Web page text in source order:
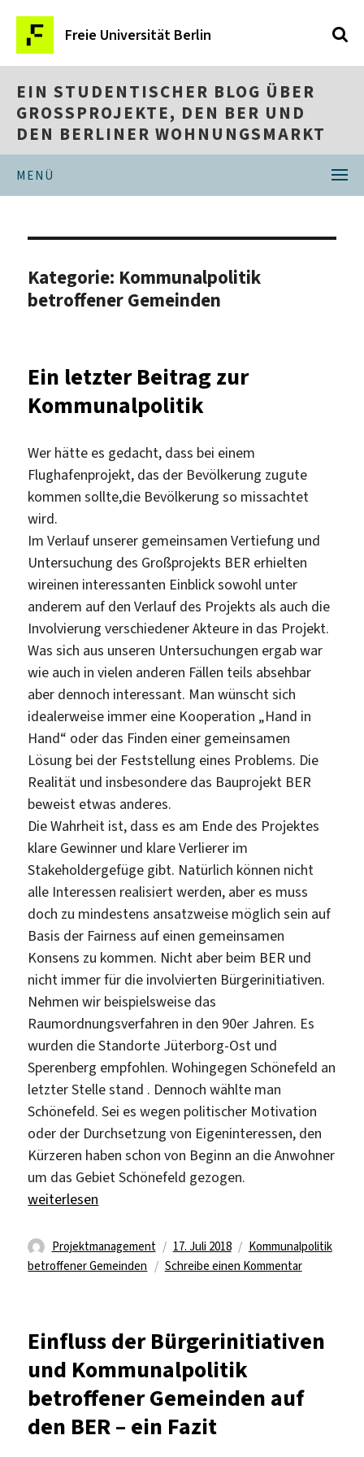
Freie Universität Berlin
EIN STUDENTISCHER BLOG ÜBER
GROSSPROJEKTE, DEN BER UND D
EN BERLINER WOHNUNGSMARKT
MENÜ
Kategorie: Kommunalpolitik
betroffener Gemeinden
Ein letzter Beitrag zur
Kommunalpolitik
Wer hätte es gedacht, dass bei einem
Flughafenprojekt, das der Bevölkerung zugute
kommen sollte,die Bevölkerung so missachtet
wird.
Im Verlauf unserer gemeinsamen Vertiefung und
Untersuchung des Großprojekts BER erhielten
wireinen interessanten Einblick sowohl unter
anderem auf den Verlauf des Projekts als auch die
Involvierung verschiedener Akteure in das Projekt.
Was sich aus unseren Untersuchungen ergab war
wie auch in vielen anderen Fällen teils absehbar
aber dennoch interessant. Man wünscht sich
idealerweise immer eine Kooperation „Hand in
Hand“ oder das Finden einer gemeinsamen
Lösung bei der Feststellung eines Problems. Die
Realität und insbesondere das Bauprojekt BER
beweist etwas anderes.
Die Wahrheit ist, dass es am Ende des Projektes
klare Gewinner und klare Verlierer im
Stakeholdergefüge gibt. Natürlich können nicht
alle Interessen realisiert werden, aber es muss
doch zu mindestens ansatzweise möglich sein auf
Basis der Fairness auf einen gemeinsamen
Konsens zu kommen. Nicht aber beim BER und
nicht immer für die involvierten Bürgerinitiativen.
Nehmen wir beispielsweise das
Raumordnungsverfahren in den 90er Jahren. Es
wurden die Standorte Jüterborg-Ost und
Sperenberg empfohlen. Wohingegen Schönefeld an
letzter Stelle stand . Dennoch wählte man
Schönefeld. Sei es wegen politischer Motivation
oder der Durchsetzung von Eigeninteressen, den
Kürzeren haben schon von Beginn an die Anwohner
um das Gebiet Schönefeld gezogen.
„Ein letzter Beitrag zur Kommunalpolitik“
weiterlesen
Autor
Projektmanagement
Veröffentlicht
am
17. Juli 2018 Kategorien
Kommunalpolitik
betroffener Gemeinden
Schreibe einen Kommentarzu
zur
Einfluss der Bürgerinitiativen
und Kommunalpolitik
betroffener Gemeinden auf
den BER – ein Fazit